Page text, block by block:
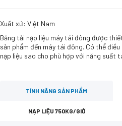
Xuất xứ: Việt Nam
Băng tải nạp liệu máy tái đông được
sản phẩm đến máy tái đông. Có thể
nạp liệu sao cho phù hợp với năng suất
TÍNH NĂNG SẢN PHẨM
NẠP LIỆU 750KG/GIỜ